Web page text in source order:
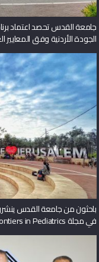
جامعة القدس تحصد اعتماد
الجودة الأردنية وفق المعايير
باحثون من جامعة القدس
في مجلة Frontiers in Pediatrics